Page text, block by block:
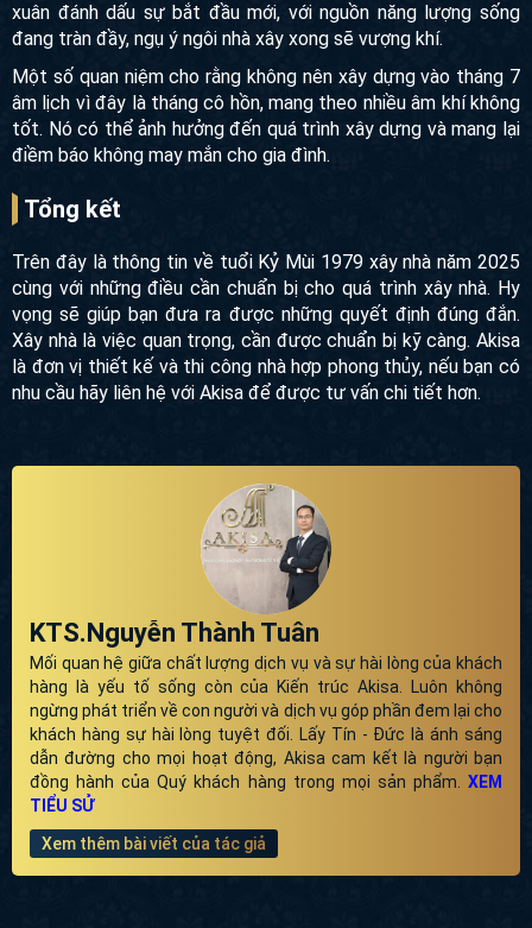
cũng vô cùng quan trọng. Bởi quá trình xây dựng diễn ra
trong một thời gian dài, chọn thời điểm khởi công thích hợp
giúp quá trình diễn ra nhanh chóng, thuận lợi, suôn sẻ hơn.
Thực tế, người ta thường lựa chọn mùa xuân để động thổ
bởi tiết xuân đánh dấu sự bắt đầu mới, với nguồn năng
lượng sống đang tràn đầy, ngụ ý ngôi nhà xây xong sẽ
Một số quan niệm cho rằng không nên xây dựng vào tháng
không tốt. Nó có thể ảnh hưởng đến quá trình xây dựng và
mang lại điềm báo không may mắn cho gia đình.
Tổng kết
Trên đây là thông tin về tuổi Kỷ Mùi 1979 xây nhà năm 2025
Xây nhà là việc quan trọng, cần được chuẩn bị kỹ càng.
Akisa là đơn vị thiết kế và thi công nhà hợp phong thủy, nếu
bạn có nhu cầu hãy liên hệ với Akisa để được tư vấn chi tiết
KTS.Nguyễn Thành Tuân
hàng là yếu tố sống còn của Kiến trúc Akisa. Luôn không